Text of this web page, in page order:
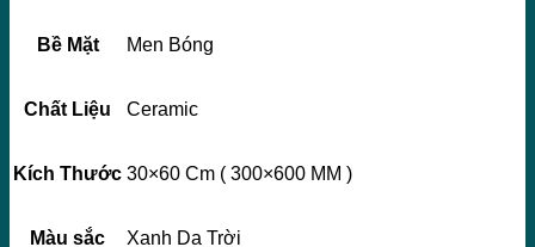
Bề Mặt Men Bóng
Chất Liệu Ceramic
Kích Thước 30×60 Cm ( 300×600 MM )
Màu sắc Xanh Da Trời